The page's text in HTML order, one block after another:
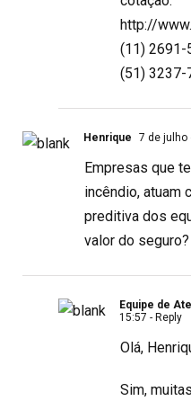
http://
(11) 2691-
(51) 3237-
Henrique 7 de julho
Empresas que
incêndio, atuam
preditiva dos
valor do seguro?
Equipe de
15:57 - Reply
Olá,
Sim,